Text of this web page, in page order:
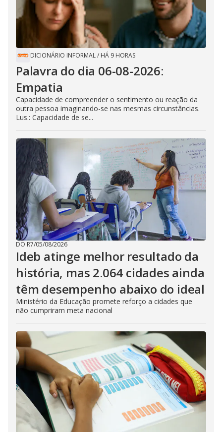
DICIONÁRIO INFORMAL/ HÁ 9 HORAS
Palavra do dia 06-08-2026:
Empatia
Capacidade de compreender o sentimento ou reação da
outra pessoa imaginando-se nas mesmas circunstâncias.
Lus.: Capacidade de se...
DO R7/05/08/2026
Ideb atinge melhor resultado da
história, mas 2.064 cidades ainda
têm desempenho abaixo do ideal
Ministério da Educação promete reforço a cidades que
não cumpriram meta nacional